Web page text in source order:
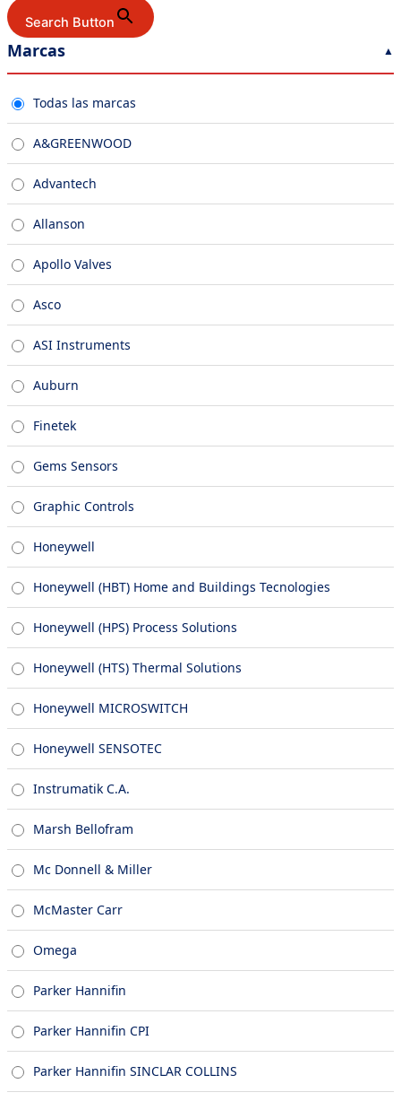
Search Button
Marcas
Todas las marcas
A&GREENWOOD
Advantech
Allanson
Apollo Valves
Asco
ASI Instruments
Auburn
Finetek
Gems Sensors
Graphic Controls
Honeywell
Honeywell (HBT) Home and Buildings Tecnologies
Honeywell (HPS) Process Solutions
Honeywell (HTS) Thermal Solutions
Honeywell MICROSWITCH
Honeywell SENSOTEC
Instrumatik C.A.
Marsh Bellofram
Mc Donnell & Miller
McMaster Carr
Omega
Parker Hannifin
Parker Hannifin CPI
Parker Hannifin SINCLAR COLLINS